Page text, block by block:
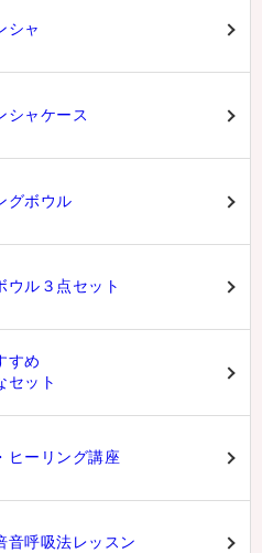
シャ
シャケース
グボウル
ウル３点セット
すめ
セット
ヒーリング講座
音呼吸法レッスン